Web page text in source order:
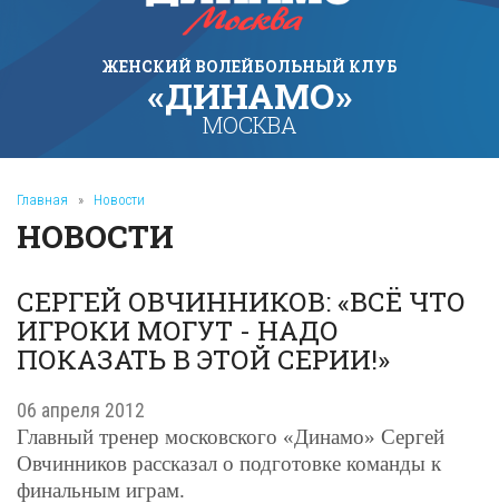
ЖЕНСКИЙ ВОЛЕЙБОЛЬНЫЙ КЛУБ
«ДИНАМО»
МОСКВА
Главная » Новости
НОВОСТИ
СЕРГЕЙ ОВЧИННИКОВ: «ВСЁ ЧТО
ИГРОКИ МОГУТ - НАДО
ПОКАЗАТЬ В ЭТОЙ СЕРИИ!»
06 апреля 2012
Главный тренер московского «Динамо» Сергей
Овчинников рассказал о подготовке команды к
финальным играм.